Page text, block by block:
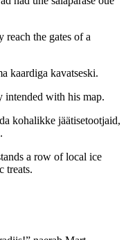
the gates of a
kaardiga kavatseski.
intended with his map.
kohalikke jäätisetootjaid,
a row of local ice
treats.